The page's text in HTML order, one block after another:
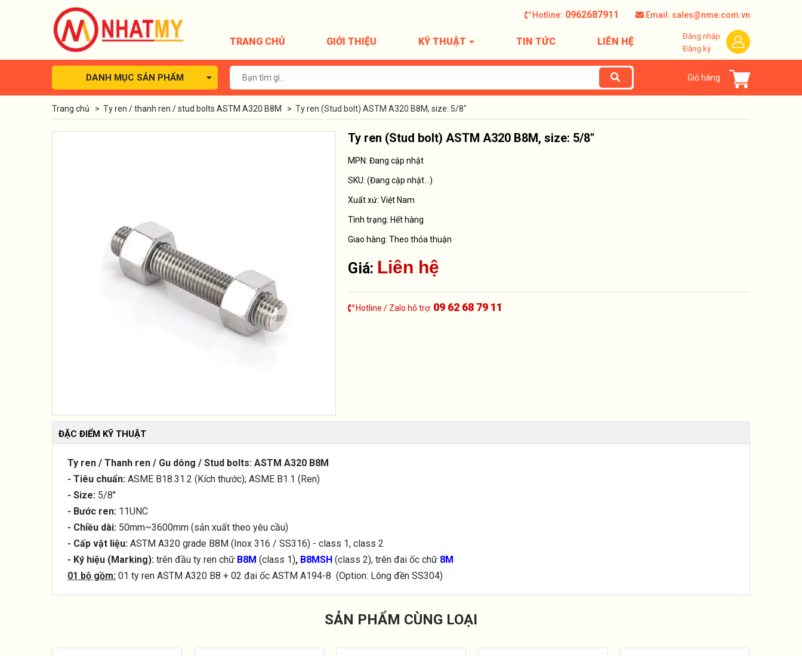
Hotline: 0962687911 Email: sales@nme.com.vn
TRANG CHỦ GIỚI THIỆU KỸ THUẬT TIN TỨC LIÊN HỆ
Đăng nhập
Đăng ký
DANH MỤC SẢN PHẨM Giỏ hàng
Trang chủ > Ty ren / thanh ren / stud bolts ASTM A320 B8M > Ty ren (Stud bolt) ASTM A320 B8M, size: 5/8"
Ty ren (Stud bolt) ASTM A320 B8M, size: 5/8"
MPN: Đang cập nhật
SKU: (Đang cập nhật...)
Xuất xứ: Việt Nam
Tình trạng: Hết hàng
Giao hàng: Theo thỏa thuận
Giá: Liên hệ
Hotline / Zalo hỗ trợ: 09 62 68 79 11
ĐẶC ĐIỂM KỸ THUẬT
Ty ren / Thanh ren / Gu dông / Stud bolts: ASTM A320 B8M
- Tiêu chuẩn: ASME B18.31.2 (Kích thước); ASME B1.1 (Ren)
- Size: 5/8"
- Bước ren: 11UNC
- Chiều dài: 50mm~3600mm (sản xuất theo yêu cầu)
- Cấp vật liệu: ASTM A320 grade B8M (Inox 316 / SS316) - class 1, class 2
- Ký hiệu (Marking): trên đầu ty ren chữ B8M (class 1), B8MSH (class 2), trên đai ốc chữ 8M
01 bộ gồm: 01 ty ren ASTM A320 B8 + 02 đai ốc ASTM A194-8 (Option: Lông đền SS304)
SẢN PHẨM CÙNG LOẠI